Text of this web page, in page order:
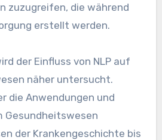
zuzugreifen, die während
erstellt werden.
der Einfluss von NLP auf
näher untersucht.
die Anwendungen und
Gesundheitswesen
der Krankengeschichte bis